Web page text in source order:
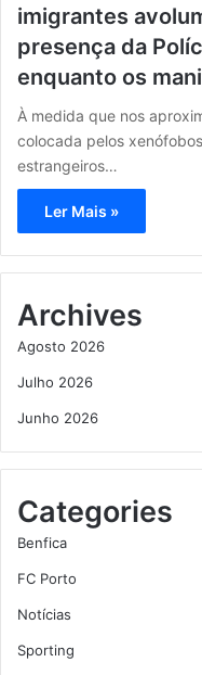
imigrantes
presença da
enquanto os
À medida que nos
colocada pelos
estrangeiros…
Ler Mais »
Archives
Agosto 2026
Julho 2026
Junho 2026
Categories
Benfica
FC Porto
Notícias
Sporting